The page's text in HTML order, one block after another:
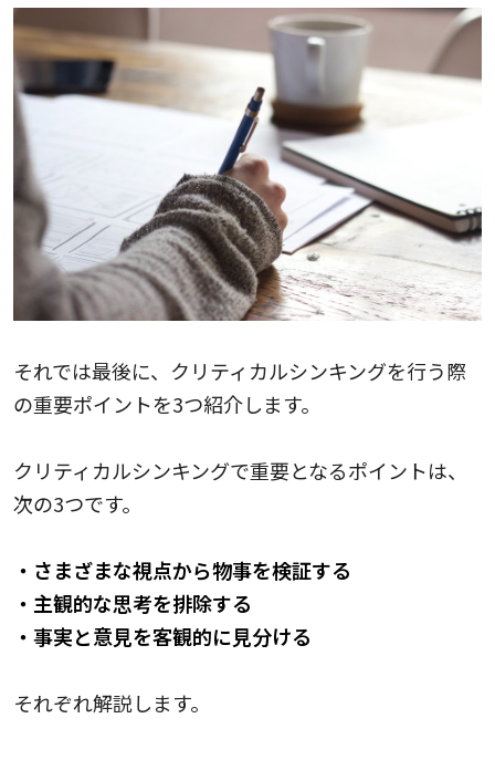
それでは最後に、クリティカルシンキングを行う際
の重要ポイントを3つ紹介します。
クリティカルシンキングで重要となるポイントは、
次の3つです。
・さまざまな視点から物事を検証する
・主観的な思考を排除する
・事実と意見を客観的に見分ける
それぞれ解説します。